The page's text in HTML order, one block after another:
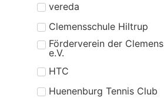
vereda
Clemensschule Hiltrup
Förderverein der
e.V.
HTC
Huenenburg Tennis Club